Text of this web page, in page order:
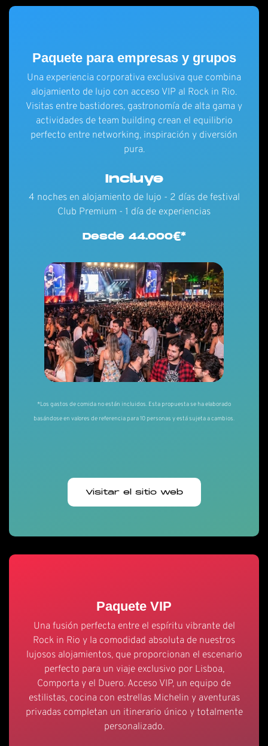
Paquete para empresas y grupos
Una experiencia corporativa exclusiva que combina
alojamiento de lujo con acceso VIP al Rock in Rio.
Visitas entre bastidores, gastronomía de alta gama y
actividades de team building crean el equilibrio
perfecto entre networking, inspiración y diversión
pura.
Incluye
4 noches en alojamiento de lujo - 2 días de festival
Club Premium - 1 día de experiencias
Desde 44.000€*
*Los gastos de comida no están incluidos. Esta propuesta se ha elaborado
basándose en valores de referencia para 10 personas y está sujeta a cambios.
Visitar el sitio web
Paquete VIP
Una fusión perfecta entre el espíritu vibrante del
Rock in Rio y la comodidad absoluta de nuestros
lujosos alojamientos, que proporcionan el escenario
perfecto para un viaje exclusivo por Lisboa,
Comporta y el Duero. Acceso VIP, un equipo de
estilistas, cocina con estrellas Michelin y aventuras
privadas completan un itinerario único y totalmente
personalizado.